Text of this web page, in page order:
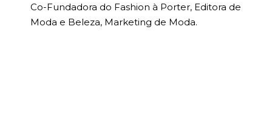
Co-Fundadora do Fashion à Porter, Editora de
Moda e Beleza, Marketing de Moda.